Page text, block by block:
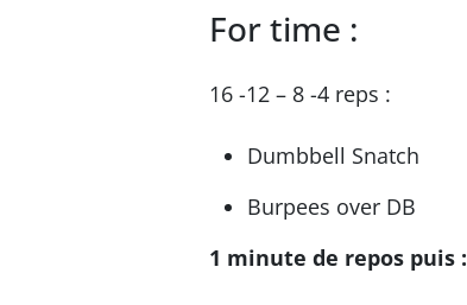
For time :
16 -12 – 8 -4 reps :
Dumbbell Snatch
Burpees over DB
1 minute de repos puis :